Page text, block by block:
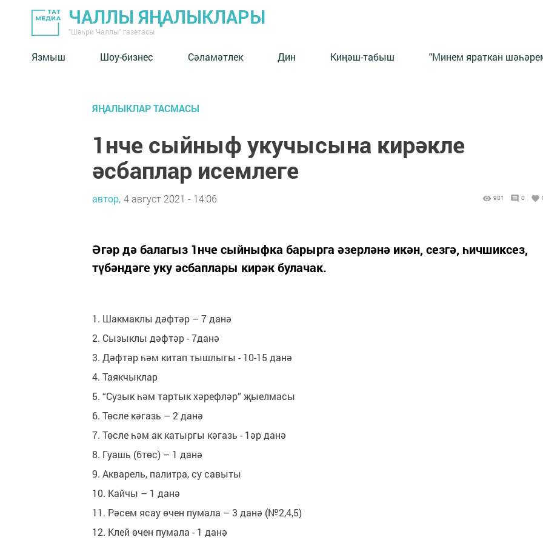
ЧАЛЛЫ ЯҢАЛЫКЛАРЫ
"Шәһри Чаллы" газетасы
Язмыш Шоу-бизнес Сәламәтлек Дин Киңәш-табыш "Минем яраткан
ЯҢАЛЫКЛАР ТАСМАСЫ
1нче сыйныф укучысына кирәкле
әсбаплар исемлеге
автор, 4 август 2021 - 14:06 901 0
Әгәр дә балагыз 1нче сыйныфка барырга әзерләнә икән, сезгә, һичшиксез,
түбәндәге уку әсбаплары кирәк булачак.
1. Шакмаклы дәфтәр – 7 данә
2. Сызыклы дәфтәр - 7данә
3. Дәфтәр һәм китап тышлыгы - 10-15 данә
4. Таякчыклар
5. “Сузык һәм тартык хәрефләр” җыелмасы
6. Төсле кәгазь – 2 данә
7. Төсле һәм ак катыргы кәгазь - 1әр данә
8. Гуашь (6төс) – 1 данә
9. Акварель, палитра, су савыты
10. Кайчы – 1 данә
11. Рәсем ясау өчен пумала – 3 данә (№2,4,5)
12. Клей өчен пумала - 1 данә